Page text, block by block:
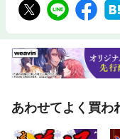
あわせてよく買わ